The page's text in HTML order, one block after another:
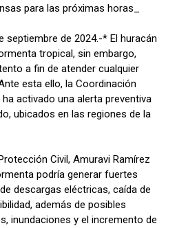
para las próximas horas_
septiembre de 2024.-* El huracán
tropical, sin embargo,
a fin de atender cualquier
esta ello, la Coordinación
activado una alerta preventiva
ubicados en las regiones de la
Civil, Amuravi Ramírez
podría generar fuertes
descargas eléctricas, caída de
además de posibles
inundaciones y el incremento de